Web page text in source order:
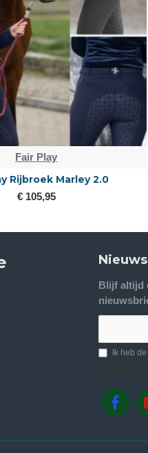
Fair Play
Rijbroek Marley 2.0
€ 105,95
Blijf altijd
Ik heb de